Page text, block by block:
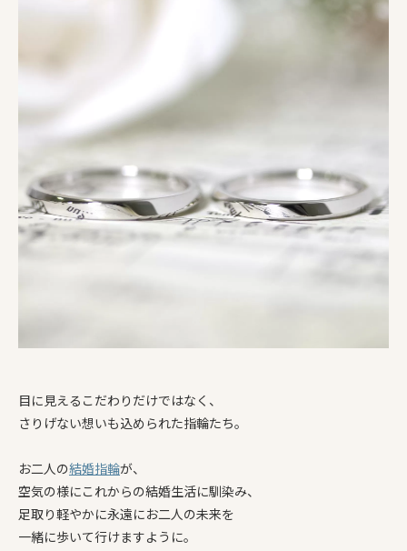
目に見えるこだわりだけではなく、
さりげない想いも込められた指輪たち。
お二人の結婚指輪が、
空気の様にこれからの結婚生活に馴染み、
足取り軽やかに永遠にお二人の未来を
一緒に歩いて行けますように。